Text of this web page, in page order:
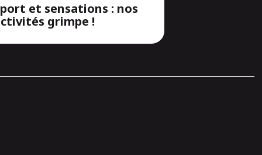
et sensations : nos
grimpe !